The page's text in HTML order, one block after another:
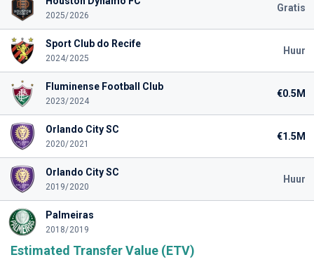
2025/2026
Gratis
Sport Club do Recife
2024/2025
Huur
Fluminense Football Club
2023/2024
€0.5M
Orlando City SC
2020/2021
€1.5M
Orlando City SC
2019/2020
Huur
Palmeiras
2018/2019
Estimated Transfer Value (ETV)